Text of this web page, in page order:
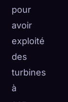
pour
avoir
exploité
des
turbines
à